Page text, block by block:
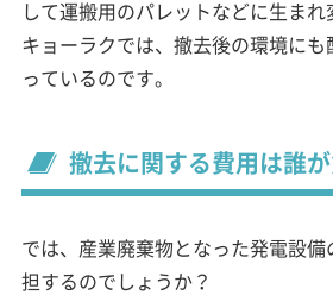
して運搬用のパレットなどに生まれ
キョーラクでは、撤去後の環境に
っているのです。
撤去に関する費用は誰
では、産業廃棄物となった発電設備
担するのでしょうか？